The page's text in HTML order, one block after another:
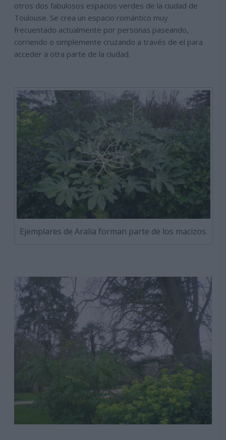
otros dos fabulosos espacios verdes de la ciudad de
Toulouse. Se crea un espacio romántico muy
frecuentado actualmente por personas paseando,
corriendo o simplemente cruzando a través de el para
acceder a otra parte de la ciudad.
Ejemplares de Aralia forman parte de los macizos.